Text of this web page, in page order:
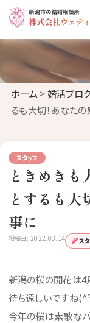
ホーム >婚活ブロ
るも大切！あなた
スタッフ
ときめきも
とするも
事に
投稿日: 2022.03.14 ス
新潟の桜の開花は4
待ち遠しいですね
今年の桜は素敵な